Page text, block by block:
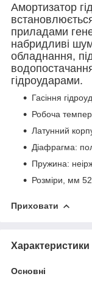
Амортизатор
приладами
набридливі
обладнання,
гідроударами.
Гасіння
Робоча
Латунний
Діафрагма:
Пружина:
Розміри, мм
Приховати
Характеристики
Основні